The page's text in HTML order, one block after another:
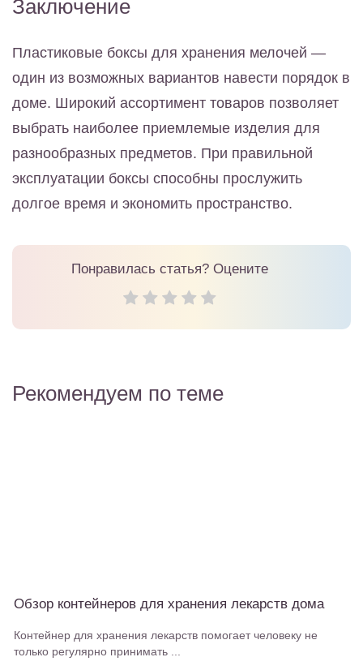
Заключение
Пластиковые боксы для хранения мелочей —
один из возможных вариантов навести порядок в
доме. Широкий ассортимент товаров позволяет
выбрать наиболее приемлемые изделия для
разнообразных предметов. При правильной
эксплуатации боксы способны прослужить
долгое время и экономить пространство.
Понравилась статья? Оцените
Рекомендуем по теме
Обзор контейнеров для хранения лекарств дома
Контейнер для хранения лекарств помогает человеку не
только регулярно принимать ...